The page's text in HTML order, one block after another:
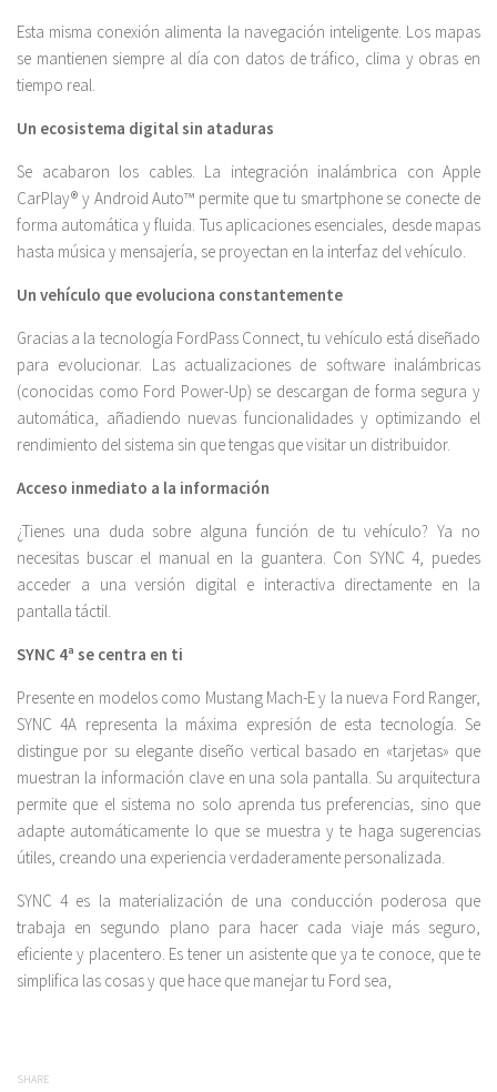
Esta misma conexión alimenta la navegación inteligente. Los mapas
se mantienen siempre al día con datos de tráfico, clima y obras en
tiempo real.
Un ecosistema digital sin ataduras
Se acabaron los cables. La integración inalámbrica con Apple
CarPlay® y Android Auto™ permite que tu smartphone se conecte de
forma automática y fluida. Tus aplicaciones esenciales, desde mapas
hasta música y mensajería, se proyectan en la interfaz del vehículo.
Un vehículo que evoluciona constantemente
Gracias a la tecnología FordPass Connect, tu vehículo está diseñado
para evolucionar. Las actualizaciones de software inalámbricas
(conocidas como Ford Power-Up) se descargan de forma segura y
automática, añadiendo nuevas funcionalidades y optimizando el
rendimiento del sistema sin que tengas que visitar un distribuidor.
Acceso inmediato a la información
¿Tienes una duda sobre alguna función de tu vehículo? Ya no
necesitas buscar el manual en la guantera. Con SYNC 4, puedes
acceder a una versión digital e interactiva directamente en la
pantalla táctil.
SYNC 4ª se centra en ti
Presente en modelos como Mustang Mach-E y la nueva Ford Ranger,
SYNC 4A representa la máxima expresión de esta tecnología. Se
distingue por su elegante diseño vertical basado en «tarjetas» que
muestran la información clave en una sola pantalla. Su arquitectura
permite que el sistema no solo aprenda tus preferencias, sino que
adapte automáticamente lo que se muestra y te haga sugerencias
útiles, creando una experiencia verdaderamente personalizada.
SYNC 4 es la materialización de una conducción poderosa que
trabaja en segundo plano para hacer cada viaje más seguro,
eficiente y placentero. Es tener un asistente que ya te conoce, que te
simplifica las cosas y que hace que manejar tu Ford sea,
SHARE